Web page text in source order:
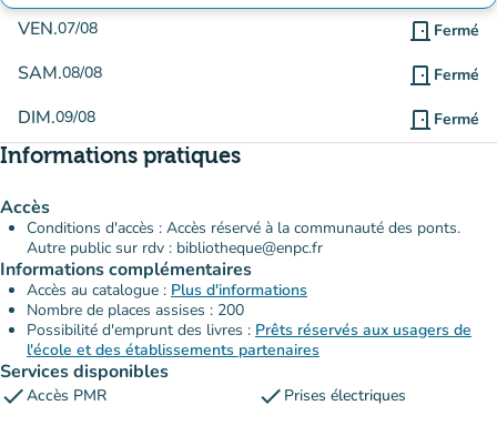
VEN.07/08 door_front Fermé
SAM.08/08 door_front Fermé
DIM.09/08 door_front Fermé
Informations pratiques
Accès
Conditions d'accès : Accès réservé à la communauté des ponts.
Autre public sur rdv : bibliotheque@enpc.fr
Informations complémentaires
Accès au catalogue : Plus d'informations
Nombre de places assises : 200
Possibilité d'emprunt des livres : Prêts réservés aux usagers de
l'école et des établissements partenaires
Services disponibles
checkAccès PMR check Prises électriques